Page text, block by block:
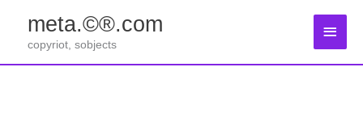
springen
meta.©®.com
copyriot, sobjects